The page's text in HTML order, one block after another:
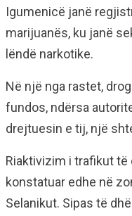
Igumenicë janë
marijuanës, ku janë
lëndë narkotike.
Në një nga rastet,
fundos, ndërsa
drejtuesin e tij, një
Riaktivizim i trafikut të
konstatuar edhe në
Selanikut. Sipas të